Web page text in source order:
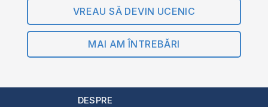
VREAU SĂ DEVIN UCENIC
MAI AM ÎNTREBĂRI
DESPRE